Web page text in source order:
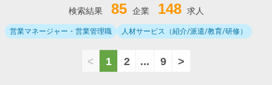
検索結果 85 企業 148 求人
営業マネージャー・営業管理職 人材サービス（紹介/派遣/教育/研修）
< 1 2 ... 9 >